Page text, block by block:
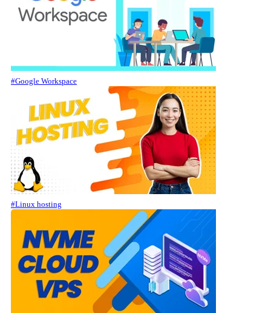
#Google Workspace
#Linux hosting